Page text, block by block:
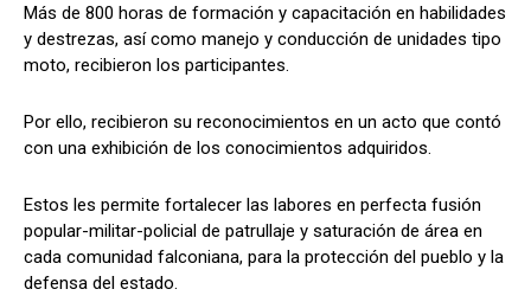
Más de 800 horas de formación y capacitación en habilidades
y destrezas, así como manejo y conducción de unidades tipo
moto, recibieron los participantes.
Por ello, recibieron su reconocimientos en un acto que contó
con una exhibición de los conocimientos adquiridos.
Estos les permite fortalecer las labores en perfecta fusión
popular-militar-policial de patrullaje y saturación de área en
cada comunidad falconiana, para la protección del pueblo y la
defensa del estado.